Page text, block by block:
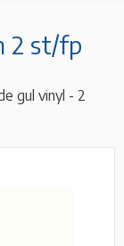
2 st/fp
gul vinyl - 2